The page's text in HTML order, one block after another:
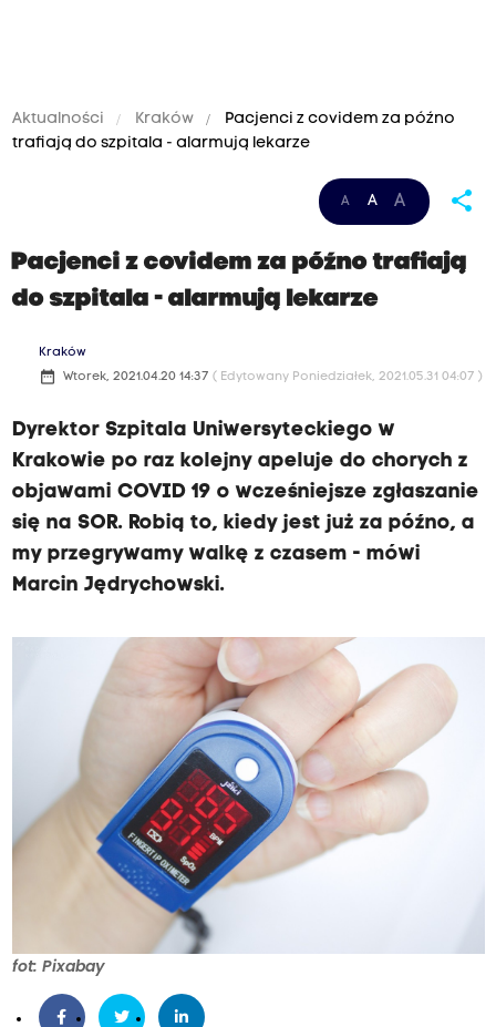
Aktualności Kraków
Pacjenci z covidem za późno
trafiają do szpitala - alarmują lekarze
A A A share
Pacjenci z covidem za późno trafiają
do szpitala - alarmują lekarze
Kraków
date_range Wtorek, 2021.04.20 14:37 ( Edytowany Poniedziałek, 2021.05.31 04:07 )
Dyrektor Szpitala Uniwersyteckiego w
Krakowie po raz kolejny apeluje do chorych z
objawami COVID 19 o wcześniejsze zgłaszanie
się na SOR. Robią to, kiedy jest już za późno, a
my przegrywamy walkę z czasem - mówi
Marcin Jędrychowski.
fot: Pixabay